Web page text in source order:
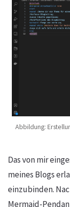
Abbildung:
Das von mir
meines Blogs
einzubinden.
Mermaid-